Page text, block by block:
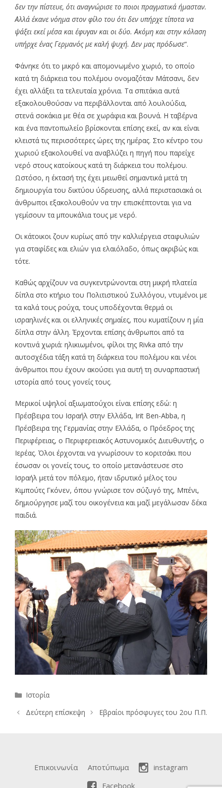
δεν την πίστευε, ότι αναγνώρισε το ποιοι πραγματικά ήμασταν.
Αλλά έκανε νόημα στον φίλο του ότι δεν υπήρχε τίποτα να
ψάξει εκεί μέσα και έφυγαν και οι δύο. Ακόμη και στην κόλαση
υπήρχε ένας Γερμανός με καλή ψυχή. Δεν μας πρόδωσε“.
Φάνηκε ότι το μικρό και απομονωμένο χωριό, το οποίο
κατά τη διάρκεια του πολέμου ονομαζόταν Μάτσανι, δεν
έχει αλλάξει τα τελευταία χρόνια. Τα σπιτάκια αυτά
εξακολουθούσαν να περιβάλλονται από λουλούδια,
στενά σοκάκια με θέα σε χωράφια και βουνά. Η ταβέρνα
και ένα παντοπωλείο βρίσκονται επίσης εκεί, αν και είναι
κλειστά τις περισσότερες ώρες της ημέρας. Στο κέντρο του
χωριού εξακολουθεί να αναβλύζει η πηγή που παρείχε
νερό στους κατοίκους κατά τη διάρκεια του πολέμου.
Ωστόσο, η έκτασή της έχει μειωθεί σημαντικά μετά τη
δημιουργία του δικτύου ύδρευσης, αλλά περιστασιακά οι
άνθρωποι εξακολουθούν να την επισκέπτονται για να
γεμίσουν τα μπουκάλια τους με νερό.
Οι κάτοικοι ζουν κυρίως από την καλλιέργεια σταφυλιών
για σταφίδες και ελιών για ελαιόλαδο, όπως ακριβώς και
τότε.
Καθώς αρχίζουν να συγκεντρώνονται στη μικρή πλατεία
δίπλα στο κτήριο του Πολιτιστικού Συλλόγου, ντυμένοι με
τα καλά τους ρούχα, τους υποδέχονται θερμά οι
ισραηλινές και οι ελληνικές σημαίες, που κυματίζουν η μία
δίπλα στην άλλη. Έρχονται επίσης άνθρωποι από τα
κοντινά χωριά: ηλικιωμένοι, φίλοι της Rivka από την
αυτοσχέδια τάξη κατά τη διάρκεια του πολέμου και νέοι
άνθρωποι που έχουν ακούσει για αυτή τη συναρπαστική
ιστορία από τους γονείς τους.
Μερικοί υψηλοί αξιωματούχοι είναι επίσης εδώ: η
Πρέσβειρα του Ισραήλ στην Ελλάδα, Irit Ben-Abba, η
Πρέσβειρα της Γερμανίας στην Ελλάδα, ο Πρόεδρος της
Περιφέρειας, ο Περιφερειακός Αστυνομικός Διευθυντής, ο
Ιερέας. Όλοι έρχονται να γνωρίσουν το κοριτσάκι που
έσωσαν οι γονείς τους, το οποίο μετανάστευσε στο
Ισραήλ μετά τον πόλεμο, ήταν ιδρυτικό μέλος του
Κιμπούτς Γκόνεν, όπου γνώρισε τον σύζυγό της, Μπένι,
δημιούργησε μαζί του οικογένεια και μαζί μεγάλωσαν δέκα
παιδιά.
Κατηγορίες
Ιστορία
Δεύτερη επίσκεψη
Εβραίοι πρόσφυγες του 2ου Π.Π.
Επικοινωνία Αποτύπωμα
instagram
Facebook